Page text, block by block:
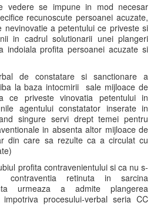
vedere se impune in mod necesar
recunoscute persoanei acuzate,
a petentului ce priveste si
in cadrul solutionarii unei plangeri
indoiala profita persoanei acuzate si
de constatare si sanctionare a
la baza intocmirii sale mijloace de
ce priveste vinovatia petentului in
agentului constatator inserate in
singure servi drept temei pentru
in absenta altor mijloace de
din care sa rezulte ca a circulat cu
profita contravenientului si ca nu s-
retinuta in sarcina
urmeaza a admite plangerea
procesului-verbal seria CC